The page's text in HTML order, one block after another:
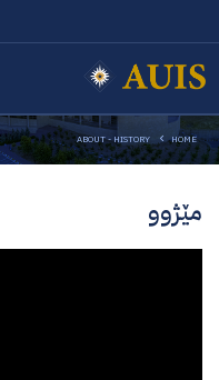
HOME
ABOUT - HISTORY
مێژوو